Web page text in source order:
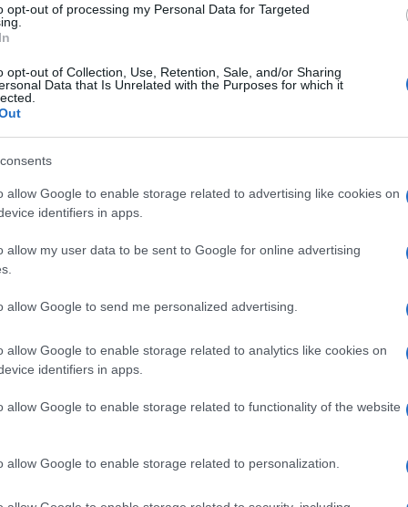
opt-out of processing my Personal Data for Targeted
opt-out of Collection, Use, Retention, Sale, and/or Sharing
Data that Is Unrelated with the Purposes for which it
allow Google to enable storage related to advertising like cookies on
identifiers in apps.
allow my user data to be sent to Google for online advertising
allow Google to send me personalized advertising.
allow Google to enable storage related to analytics like cookies on
identifiers in apps.
allow Google to enable storage related to functionality of the website
allow Google to enable storage related to personalization.
a chi non ha competenze di programmazione
per familiarizzare con questi strumenti; i
possono vantare un’intuitività d’uso
al proprio servizio hosting, esso
che non è certo proibitiva, ma che per chi
anche in considerazione delle
sono recentemente nati gli hosting
hosting tradizionale, anche comprensivo di
gestito
la semplicità di utilizzo è davvero
infatti, non si deve fare null’altro che
tramite email.